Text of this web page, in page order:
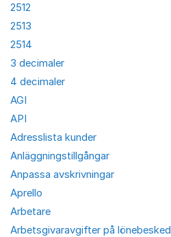
2512
2513
2514
3 decimaler
4 decimaler
AGI
API
Adresslista kunder
Anläggningstillgångar
Anpassa avskrivningar
Aprello
Arbetare
Arbetsgivaravgifter på lönebesked